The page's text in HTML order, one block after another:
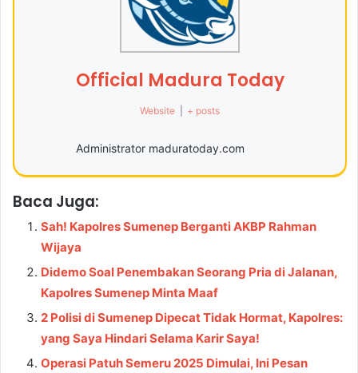
Official Madura Today
Website + posts
Administrator maduratoday.com
Baca Juga:
Sah! Kapolres Sumenep Berganti AKBP Rahman
Wijaya
Didemo Soal Penembakan Seorang Pria di Jalanan,
Kapolres Sumenep Minta Maaf
2 Polisi di Sumenep Dipecat Tidak Hormat, Kapolres:
yang Saya Hindari Selama Karir Saya!
Operasi Patuh Semeru 2025 Dimulai, Ini Pesan